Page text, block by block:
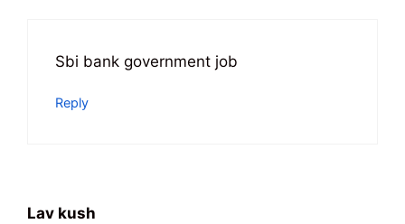
Sbi bank government job
Reply
Lav kush